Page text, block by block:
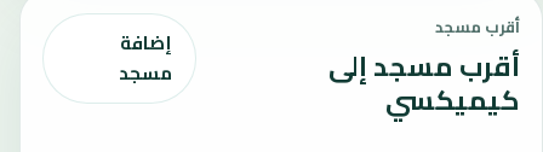
أقرب مسجد
أقرب مسجد إلى
كيميكسي
إضافة
مسجد